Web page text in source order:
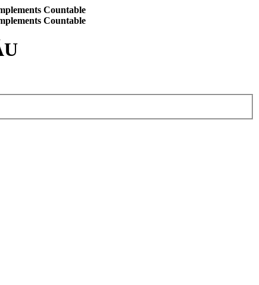
Countable
Countable